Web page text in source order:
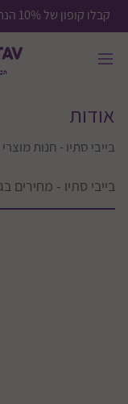
קבלו קופון של 10% הנחה -
אודות
בייבי סתיו - חנות
בייבי סתיו - מחירים